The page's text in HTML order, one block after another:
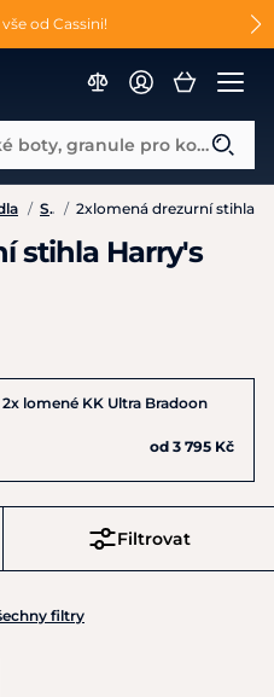
vše od Cassini!
AŽ 70% 😮
sedlům ZDARMA 🐴
Co hledáte? Např. jezdecké boty, granule pro koně...
/ Stihla / 2xlomená drezurní stihla
stihla Harry's
lomené KK Ultra Bradoon
od 3 795 Kč
Filtrovat
filtry